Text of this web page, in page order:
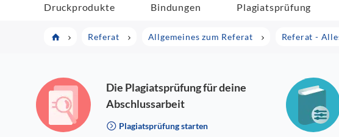
Druckprodukte Bindungen Plagiatsprüfung
Referat Allgemeines zum Referat Referat -
Die Plagiatsprüfung für deine
Abschlussarbeit
Plagiatsprüfung starten